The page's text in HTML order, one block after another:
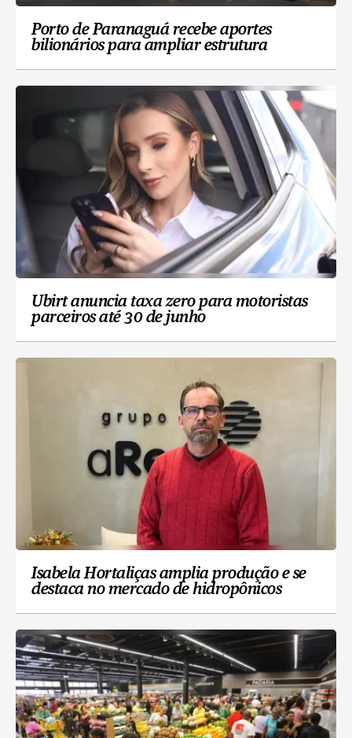
Porto de Paranaguá recebe aportes
bilionários para ampliar estrutura
Ubirt anuncia taxa zero para motoristas
parceiros até 30 de junho
Isabela Hortaliças amplia produção e se
destaca no mercado de hidropônicos